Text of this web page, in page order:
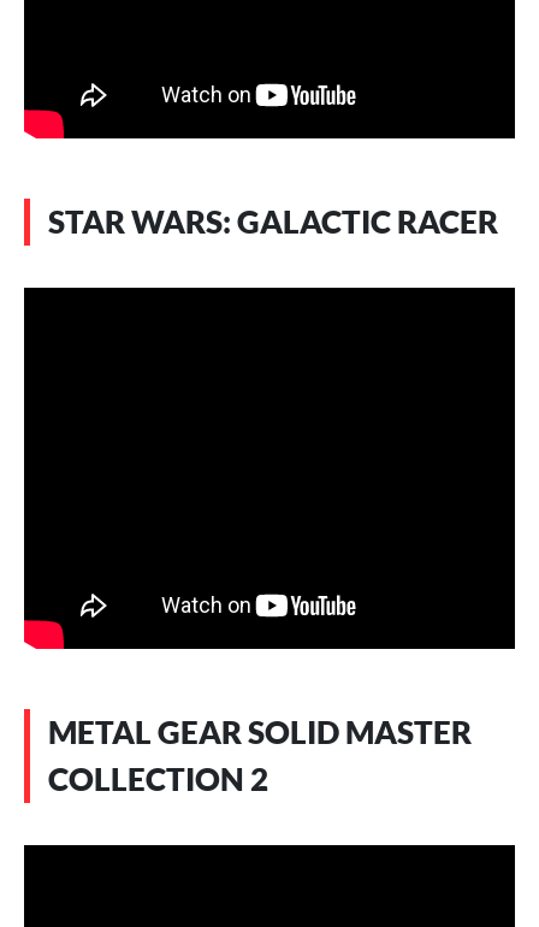
STAR WARS: GALACTIC RACER
METAL GEAR SOLID MASTER
COLLECTION 2